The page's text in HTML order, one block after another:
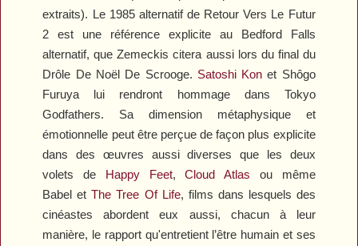
extraits). Le 1985 alternatif de Retour Vers Le Futur
2 est une référence explicite au Bedford Falls
alternatif, que Zemeckis citera aussi lors du final du
Drôle De Noël De Scrooge. Satoshi Kon et Shôgo
Furuya lui rendront hommage dans Tokyo
Godfathers. Sa dimension métaphysique et
émotionnelle peut être perçue de façon plus explicite
dans des œuvres aussi diverses que les deux
volets de Happy Feet,Cloud Atlas
ou même
BabeletThe Tree Of Life, films dans lesquels des
cinéastes abordent eux aussi, chacun à leur
manière, le rapport qu'entretient l’être humain et ses